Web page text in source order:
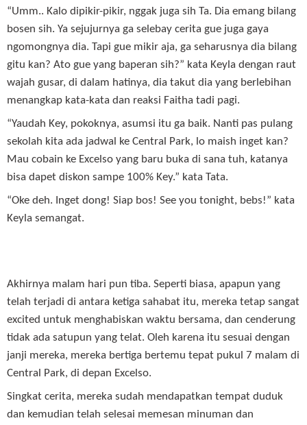
“Umm.. Kalo dipikir-pikir, nggak juga sih Ta. Dia emang bilang
bosen sih. Ya sejujurnya ga selebay cerita gue juga gaya
ngomongnya dia. Tapi gue mikir aja, ga seharusnya dia bilang
gitu kan? Ato gue yang baperan sih?” kata Keyla dengan raut
wajah gusar, di dalam hatinya, dia takut dia yang berlebihan
menangkap kata-kata dan reaksi Faitha tadi pagi.
“Yaudah Key, pokoknya, asumsi itu ga baik. Nanti pas pulang
sekolah kita ada jadwal ke Central Park, lo maish inget kan?
Mau cobain ke Excelso yang baru buka di sana tuh, katanya
bisa dapet diskon sampe 100% Key.” kata Tata.
“Oke deh. Inget dong! Siap bos! See you tonight, bebs!” kata
Keyla semangat.
Akhirnya malam hari pun tiba. Seperti biasa, apapun yang
telah terjadi di antara ketiga sahabat itu, mereka tetap sangat
excited untuk menghabiskan waktu bersama, dan cenderung
tidak ada satupun yang telat. Oleh karena itu sesuai dengan
janji mereka, mereka bertiga bertemu tepat pukul 7 malam di
Central Park, di depan Excelso.
Singkat cerita, mereka sudah mendapatkan tempat duduk
dan kemudian telah selesai memesan minuman dan